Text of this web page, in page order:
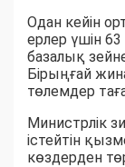
Одан кейін
ерлер үшін
базалық
Бірыңғай
төлемдер
Министрлік
істейтін
көздерден